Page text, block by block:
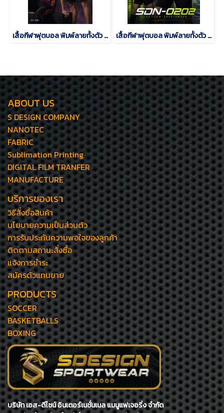
เสื้อกีฬาฟุตบอล พิมพ์ลายทั้งตัว เนื้อผ้า "นาโนเทค"SD-500 เสื้อกีฬาฟุตบอล พิมพ์ลายทั้งตัว เนื้อผ้า "นาโนเทค"SDN-0202
ABOUT US
S DESIGN COMPANY
NANOTEC
FABRIC
Sublimation Printing
DIGITAL FILM TRANFER
MANUFACTURE
บริการของเรา
วิธีสั่งซื้อสินค้า
นโยบายความเป็นส่วนตัว
การรับประกันความพอใจของลูกค้า
ติดตามสถานะสั่งซื้อ
แจ้งการชำระ
สมัครตัวแทนขาย
PRODUCTS
SOCCER
BASKETBALLS
BOXING
บริษัท เอส-ดีไซน์ อินเตอร์เนชั่นเนล แมนูแฟเจอริ่ง จำกัด